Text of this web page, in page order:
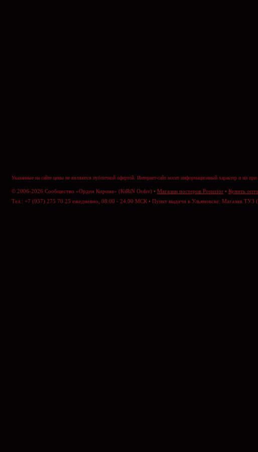
Указанные на сайте цены не являются публичной офертой. Интернет-сайт носит информационный характер и ни
© 2006-2026 Сообщество «Орден Кирина» (KiRiN Order) • Магазин постеров Posterior • Купить
Тел.: +7 (937) 275 70 25 ежедневно, 08:00 - 24:00 МСК • Пункт выдачи в Ульяновске: Магазин ТУЗ